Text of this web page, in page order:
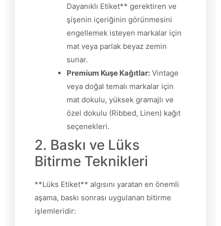
Dayanıklı Etiket** gerektiren ve
şişenin içeriğinin görünmesini
engellemek isteyen markalar için
mat veya parlak beyaz zemin
sunar.
Premium Kuşe Kağıtlar: Vintage
veya doğal temalı markalar için
mat dokulu, yüksek gramajlı ve
özel dokulu (Ribbed, Linen) kağıt
seçenekleri.
2. Baskı ve Lüks
Bitirme Teknikleri
**Lüks Etiket** algısını yaratan en önemli
aşama, baskı sonrası uygulanan bitirme
işlemleridir: